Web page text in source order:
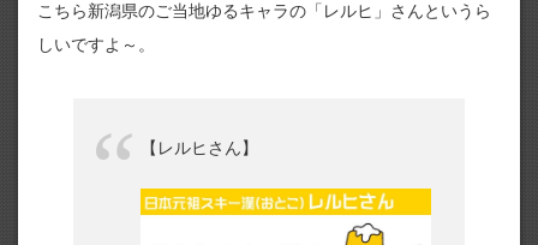
こちら新潟県のご当地ゆるキャラの「レルヒ」さんというら
しいですよ～。
【レルヒさん】